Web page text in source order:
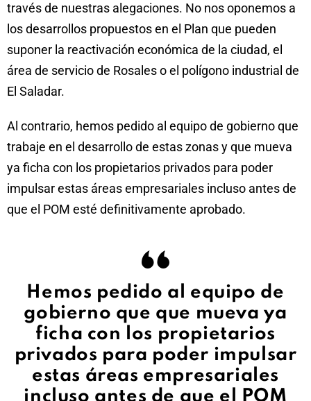
través de nuestras alegaciones. No nos oponemos a
los desarrollos propuestos en el Plan que pueden
suponer la reactivación económica de la ciudad, el
área de servicio de Rosales o el polígono industrial de
El Saladar.
Al contrario, hemos pedido al equipo de gobierno que
trabaje en el desarrollo de estas zonas y que mueva
ya ficha con los propietarios privados para poder
impulsar estas áreas empresariales incluso antes de
que el POM esté definitivamente aprobado.
Hemos pedido al equipo de
gobierno que que mueva ya
ficha con los propietarios
privados para poder impulsar
estas áreas empresariales
incluso antes de que el POM